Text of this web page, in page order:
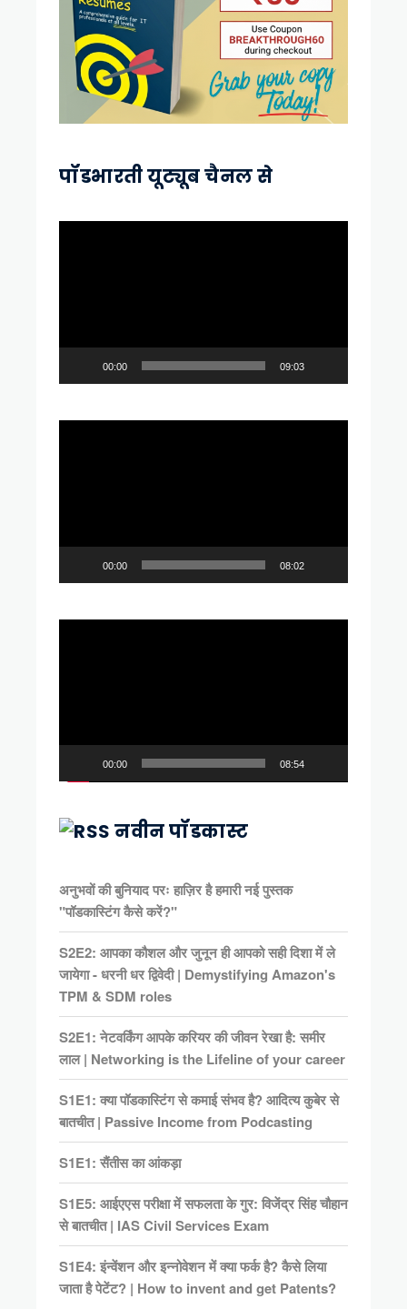
पॉडभारती यूट्यूब चैनल से
00:00 09:03
00:00 08:02
00:00 08:54
नवीन पॉडकास्ट
अनुभवों की बुनियाद परः हाज़िर है हमारी नई पुस्तक
"पॉडकास्टिंग कैसे करें?"
S2E2: आपका कौशल और जुनून ही आपको सही दिशा में ले
जायेगा - धरनी धर द्विवेदी | Demystifying Amazon's
TPM & SDM roles
S2E1: नेटवर्किंग आपके करियर की जीवन रेखा है: समीर
लाल | Networking is the Lifeline of your career
S1E1: क्या पॉडकास्टिंग से कमाई संभव है? आदित्य कुबेर से
बातचीत | Passive Income from Podcasting
S1E1: सैंतीस का आंकड़ा
S1E5: आईएएस परीक्षा में सफलता के गुर: विजेंद्र सिंह चौहान
से बातचीत | IAS Civil Services Exam
S1E4: इंन्वेंशन और इन्नोवेशन में क्या फर्क है? कैसे लिया
जाता है पेटेंट? | How to invent and get Patents?